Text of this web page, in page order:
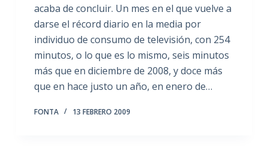
acaba de concluir. Un mes en el que vuelve a
darse el récord diario en la media por
individuo de consumo de televisión, con 254
minutos, o lo que es lo mismo, seis minutos
más que en diciembre de 2008, y doce más
que en hace justo un año, en enero de…
FONTA 13 FEBRERO 2009